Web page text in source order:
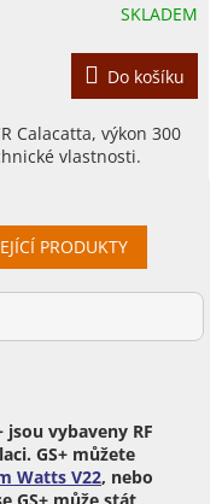
SKLADEM
Do košíku
Calacatta, výkon 300
vlastnosti.
PRODUKTY
jsou vybaveny RF
GS+ můžete
Watts V22, nebo